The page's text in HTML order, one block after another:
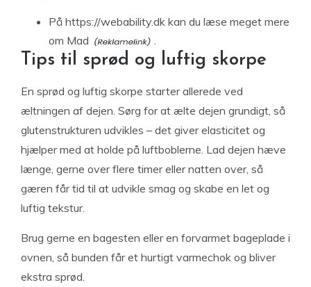
På https://webability.dk kan du læse meget mere
om Mad
Tips til sprød og luftig skorpe
En sprød og luftig skorpe starter allerede ved
æltningen af dejen. Sørg for at ælte dejen grundigt, så
glutenstrukturen udvikles – det giver elasticitet og
hjælper med at holde på luftboblerne. Lad dejen hæve
længe, gerne over flere timer eller natten over, så
gæren får tid til at udvikle smag og skabe en let og
luftig tekstur.
Brug gerne en bagesten eller en forvarmet bageplade i
ovnen, så bunden får et hurtigt varmechok og bliver
ekstra sprød.